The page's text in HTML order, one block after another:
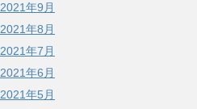
2021年9月
2021年8月
2021年7月
2021年6月
2021年5月